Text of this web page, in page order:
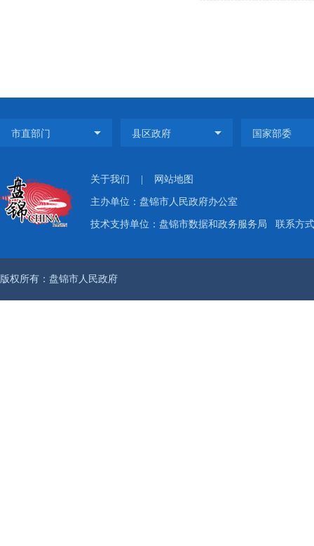
关于我们 网站地图
主办单位：盘锦市人民政府办公室
技术支持单位：盘锦市数据和政务服务局 联系方
版权所有：盘锦市人民政府